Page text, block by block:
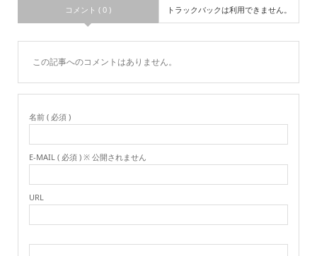
コメント ( 0 ) トラックバックは利用できません。
この記事へのコメントはありません。
名前 ( 必須 )
E-MAIL ( 必須 ) ※ 公開されません
URL